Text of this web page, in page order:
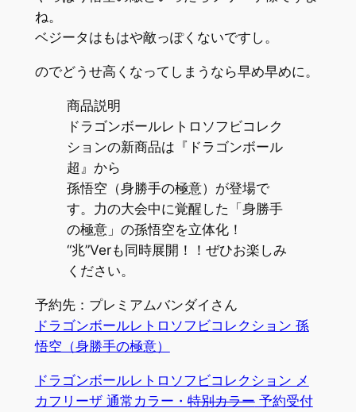
ね。
ベジータはもはや敵っぽくないですし。
のでどうせ高くなってしまうなら早め早めに。
商品説明
ドラゴンボールレトロソフビコレク
ションの新商品は『ドラゴンボール
超』から
孫悟空（身勝手の極意）が登場で
す。力の大会中に覚醒した「身勝手
の極意」の孫悟空を立体化！
“兆”Verも同時展開！！ぜひお楽しみ
ください。
予約先：プレミアムバンダイさん
ドラゴンボールレトロソフビコレクション 孫
悟空（身勝手の極意）
ドラゴンボールレトロソフビコレクション メ
カフリーザ 通常カラー・特別カラー予約受付